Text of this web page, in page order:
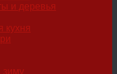
и деревья
кухня
зиму